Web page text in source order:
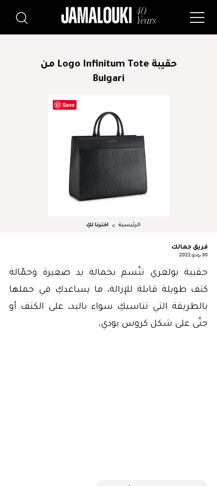
حقيبة Logo Infinitum Tote من
Bulgari
الرئيسية اخترنا لكِ
فريق جمالك
30 يونيو 2022
حقيبة بولغري تتّسم بحمالة يد صغيرة وحمّالة
كتف طويلة قابلة للإزالة، ما يساعدكِ في حملها
بالطريقة التي تناسبكِ سواء باليد، على الكتف أو
حتّى على شكل كروس بودي.
Save